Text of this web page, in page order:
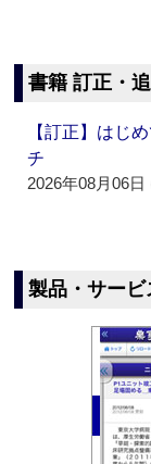
書籍 訂正・
【訂正】はじ
チ
2026年08月06日
製品・サービ